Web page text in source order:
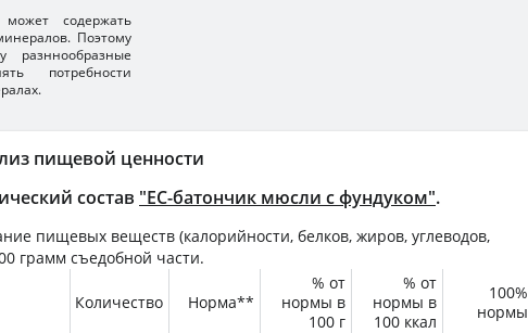
пищевой ценности
состав "ЕС-батончик мюсли с фундуком".
пищевых веществ (калорийности, белков, жиров, углеводов,
грамм съедобной части.
Количество Норма**
% от
нормы в
100 г
% от
нормы в
100 ккал
100%
нормы
содержать
Поэтому
потребности